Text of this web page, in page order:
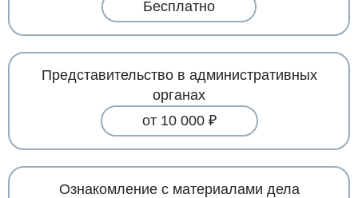
Бесплатно
Представительство в административных
органах
от 10 000 ₽
Ознакомление с материалами дела